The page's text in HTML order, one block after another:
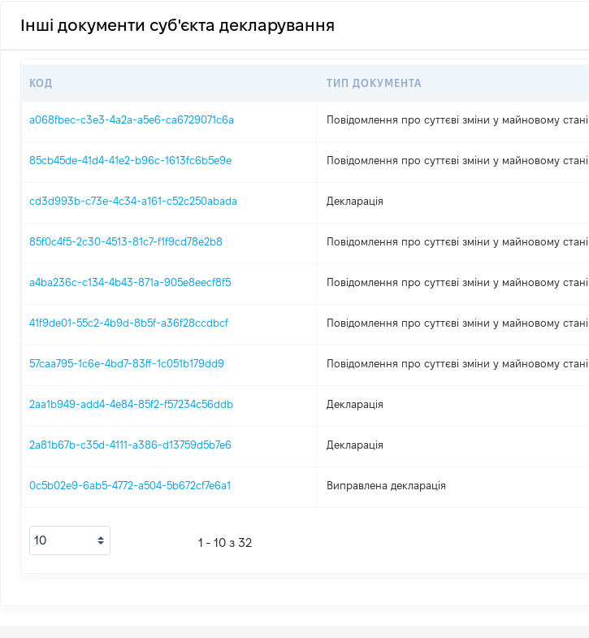
Інші документи суб'єкта декларування
КОД ТИП ДОКУМЕНТА
a068fbec-c3e3-4a2a-a5e6-ca6729071c6a Повідомлення про суттєві зміни y майновому стані
85cb45de-41d4-41e2-b96c-1613fc6b5e9e Повідомлення про суттєві зміни y майновому стані
cd3d993b-c73e-4c34-a161-c52c250abada Декларація
85f0c4f5-2c30-4513-81c7-f1f9cd78e2b8 Повідомлення про суттєві зміни y майновому стані
a4ba236c-c134-4b43-871a-905e8eecf8f5 Повідомлення про суттєві зміни y майновому стані
41f9de01-55c2-4b9d-8b5f-a36f28ccdbcf Повідомлення про суттєві зміни y майновому стані
57caa795-1c6e-4bd7-83ff-1c051b179dd9 Повідомлення про суттєві зміни y майновому стані
2aa1b949-add4-4e84-85f2-f57234c56ddb Декларація
2a81b67b-c35d-4111-a386-d13759d5b7e6 Декларація
0c5b02e9-6ab5-4772-a504-5b672cf7e6a1 Виправлена декларація
1 - 10 з 32